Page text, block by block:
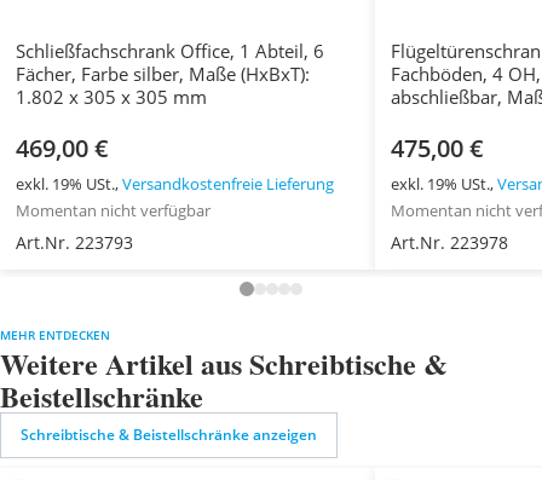
Schließfachschrank Office, 1 Abteil, 6
Fächer, Farbe silber, Maße (HxBxT):
1.802 x 305 x 305 mm
469,00 €
exkl. 19% USt.,Versandkostenfreie Lieferung
Momentan nicht verfügbar
Art.Nr. 223793
Fachböden, 4
abschließbar,
475,00 €
exkl. 19% USt.,
Momentan nicht
Art.Nr. 223978
MEHR ENTDECKEN
Weitere Artikel aus Schreibtische &
Beistellschränke
Schreibtische & Beistellschränke anzeigen